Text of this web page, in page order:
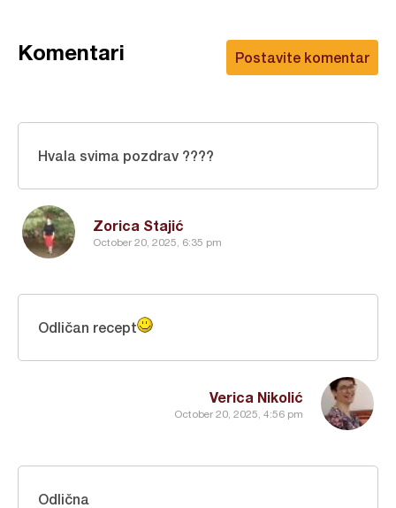
Postavite komentar
Komentari
Zorica Stajić
October 20, 2025, 6:35 pm
Hvala svima pozdrav ????
Verica Nikolić
October 20, 2025, 4:56 pm
Odličan recept
Odlična